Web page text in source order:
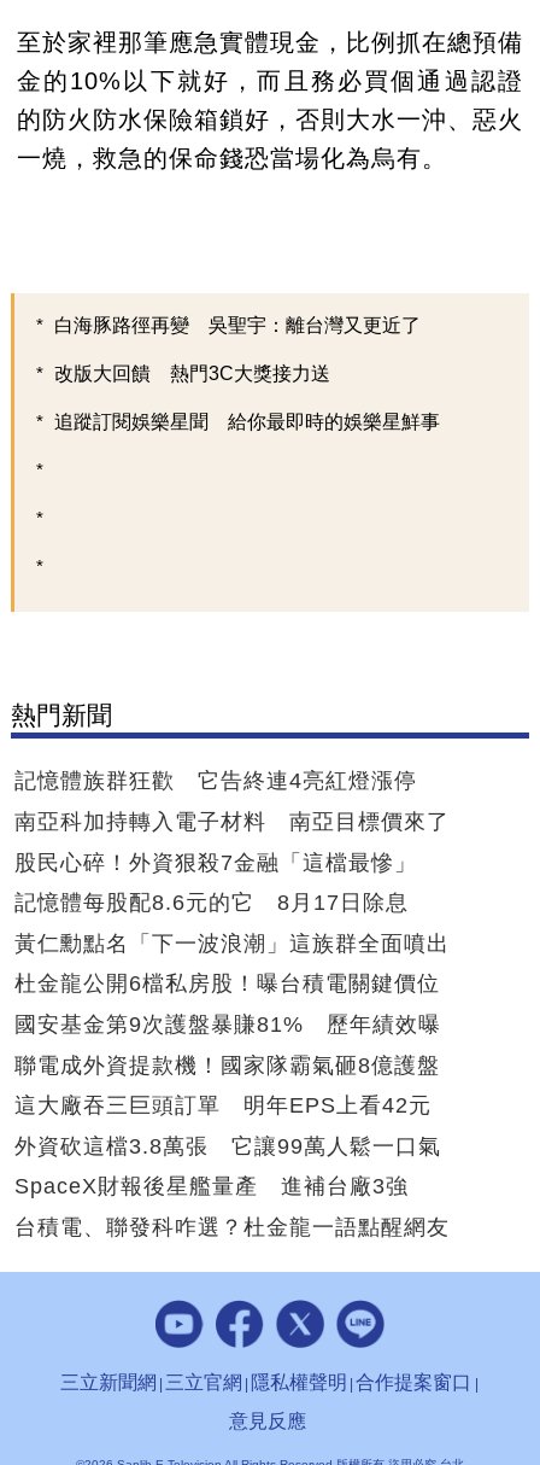
至於家裡那筆應急實體現金，比例抓在總預備
金的10%以下就好，而且務必買個通過認證
的防火防水保險箱鎖好，否則大水一沖、惡火
一燒，救急的保命錢恐當場化為烏有。
白海豚路徑再變 吳聖宇：離台灣又更近了
改版大回饋 熱門3C大獎接力送
追蹤訂閱娛樂星聞 給你最即時的娛樂星鮮事
熱門新聞
記憶體族群狂歡 它告終連4亮紅燈漲停
南亞科加持轉入電子材料 南亞目標價來了
股民心碎！外資狠殺7金融「這檔最慘」
記憶體每股配8.6元的它 8月17日除息
黃仁勳點名「下一波浪潮」這族群全面噴出
杜金龍公開6檔私房股！曝台積電關鍵價位
國安基金第9次護盤暴賺81% 歷年績效曝
聯電成外資提款機！國家隊霸氣砸8億護盤
這大廠吞三巨頭訂單 明年EPS上看42元
外資砍這檔3.8萬張 它讓99萬人鬆一口氣
SpaceX財報後星艦量產 進補台廠3強
台積電、聯發科咋選？杜金龍一語點醒網友
三立新聞網 三立官網 隱私權聲明 合作提案窗口
意見反應